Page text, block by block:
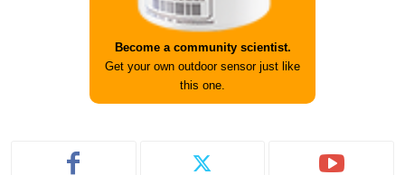
Become a community scientist.
Get your own outdoor sensor just like
this one.